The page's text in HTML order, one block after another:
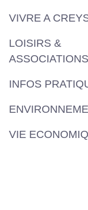
VIVRE A
LOISIRS &
ASSOCIATIONS
INFOS
VIE